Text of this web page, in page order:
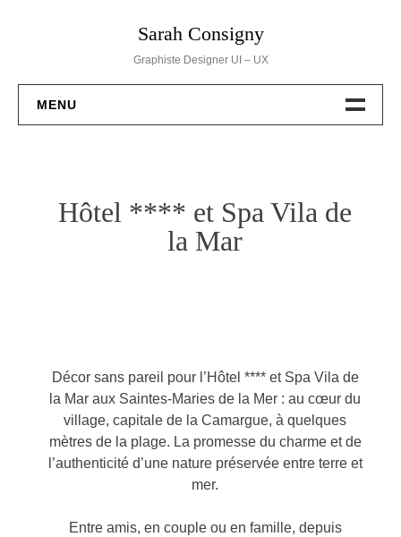
Sarah Consigny
Graphiste Designer UI – UX
MENU
WEB DESIGN
DESSINS
HELLO
Hôtel **** et Spa Vila de
la Mar
Décor sans pareil pour l’Hôtel **** et Spa Vila de
la Mar aux Saintes-Maries de la Mer : au cœur du
village, capitale de la Camargue, à quelques
mètres de la plage. La promesse du charme et de
l’authenticité d’une nature préservée entre terre et
mer.
Entre amis, en couple ou en famille, depuis